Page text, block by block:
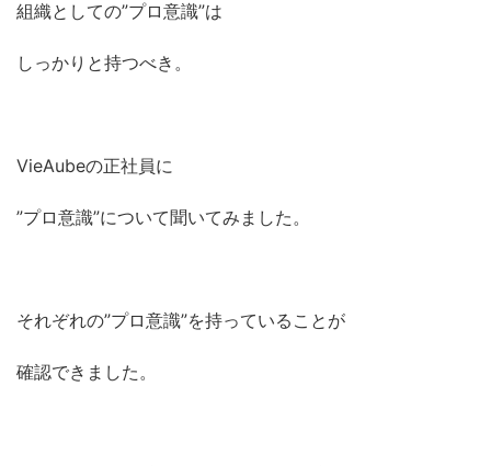
組織としての”プロ意識”は
しっかりと持つべき。
VieAubeの正社員に
”プロ意識”について聞いてみました。
それぞれの”プロ意識”を持っていることが
確認できました。